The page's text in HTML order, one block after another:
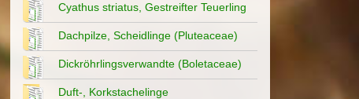
Cyathus striatus, Gestreifter Teuerling
Dachpilze, Scheidlinge (Pluteaceae)
Dickröhrlingsverwandte (Boletaceae)
Duft-, Korkstachelinge